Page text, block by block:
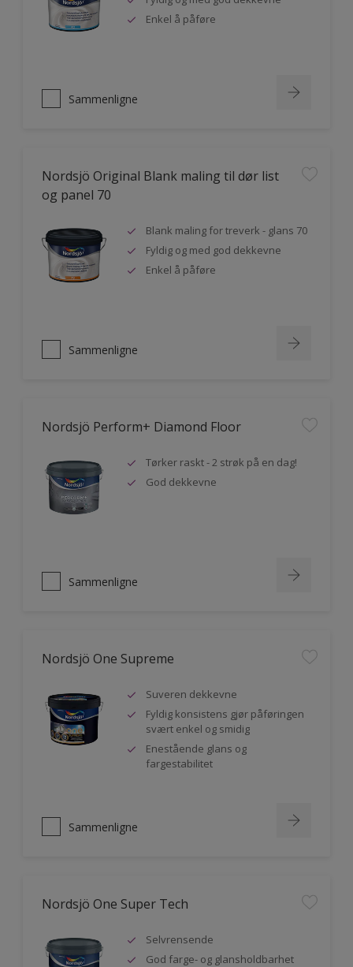
Enkel å påføre
Sammenligne
Nordsjö Original Blank maling til dør list
og panel 70
Blank maling for treverk - glans 70
Fyldig og med god dekkevne
Enkel å påføre
Sammenligne
Nordsjö Perform+ Diamond Floor
Tørker raskt - 2 strøk på en dag!
God dekkevne
Sammenligne
Nordsjö One Supreme
Suveren dekkevne
Fyldig konsistens gjør påføringen
svært enkel og smidig
Enestående glans og
fargestabilitet
Sammenligne
Nordsjö One Super Tech
Selvrensende
God farge- og glansholdbarhet